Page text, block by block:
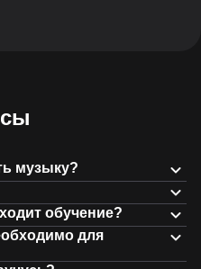
музыку?
обучение?
для